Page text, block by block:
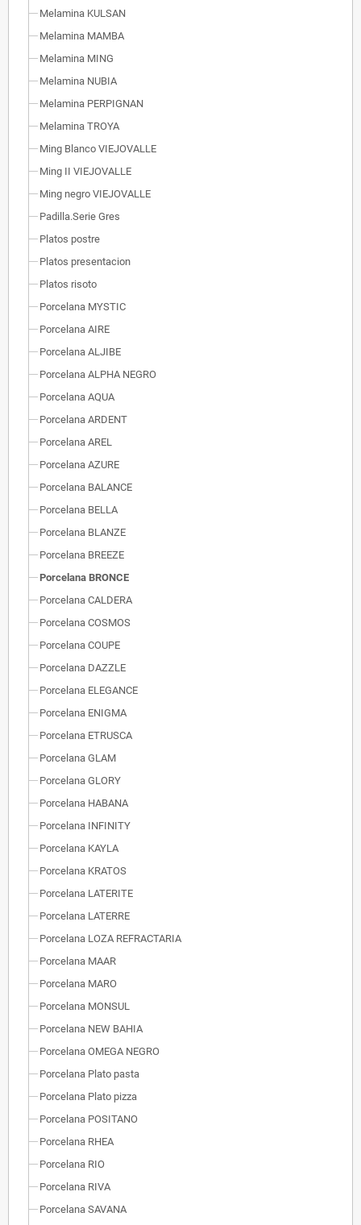
Melamina KULSAN
Melamina MAMBA
Melamina MING
Melamina NUBIA
Melamina PERPIGNAN
Melamina TROYA
Ming Blanco VIEJOVALLE
Ming II VIEJOVALLE
Ming negro VIEJOVALLE
Padilla.Serie Gres
Platos postre
Platos presentacion
Platos risoto
Porcelana MYSTIC
Porcelana AIRE
Porcelana ALJIBE
Porcelana ALPHA NEGRO
Porcelana AQUA
Porcelana ARDENT
Porcelana AREL
Porcelana AZURE
Porcelana BALANCE
Porcelana BELLA
Porcelana BLANZE
Porcelana BREEZE
Porcelana BRONCE
Porcelana CALDERA
Porcelana COSMOS
Porcelana COUPE
Porcelana DAZZLE
Porcelana ELEGANCE
Porcelana ENIGMA
Porcelana ETRUSCA
Porcelana GLAM
Porcelana GLORY
Porcelana HABANA
Porcelana INFINITY
Porcelana KAYLA
Porcelana KRATOS
Porcelana LATERITE
Porcelana LATERRE
Porcelana LOZA REFRACTARIA
Porcelana MAAR
Porcelana MARO
Porcelana MONSUL
Porcelana NEW BAHIA
Porcelana OMEGA NEGRO
Porcelana Plato pasta
Porcelana Plato pizza
Porcelana POSITANO
Porcelana RHEA
Porcelana RIO
Porcelana RIVA
Porcelana SAVANA